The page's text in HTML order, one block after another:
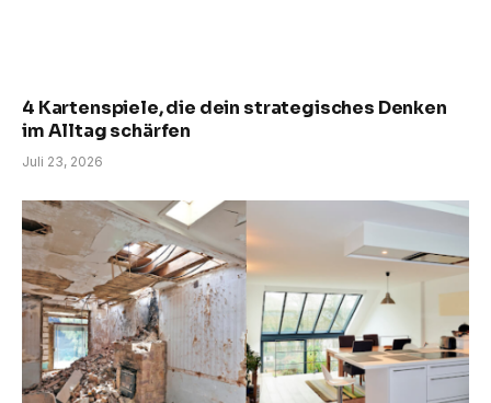
4 Kartenspiele, die dein strategisches Denken
im Alltag schärfen
Juli 23, 2026